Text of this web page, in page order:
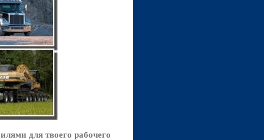
для твоего рабочего